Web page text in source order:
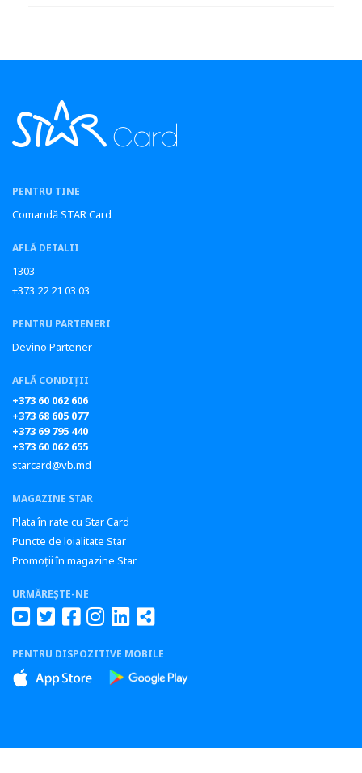
PENTRU TINE
Comandă STAR Card
AFLĂ DETALII
1303
+373 22 21 03 03
PENTRU PARTENERI
Devino Partener
AFLĂ CONDIȚII
+373 60 062 606
+373 68 605 077
+373 69 795 440
+373 60 062 655
starcard@vb.md
MAGAZINE STAR
Plata în rate cu Star Card
Puncte de loialitate Star
Promoții în magazine Star
URMĂREȘTE-NE
PENTRU DISPOZITIVE MOBILE